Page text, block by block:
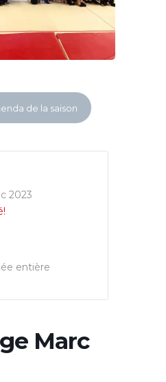
de la saison
2023
entière
Marc